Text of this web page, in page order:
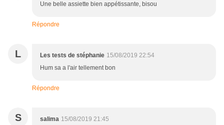
Une belle assiette bien appétissante, bisou
Répondre
L Les tests de stéphanie 15/08/2019 22:54
Hum sa a l'air tellement bon
Répondre
S salima 15/08/2019 21:45